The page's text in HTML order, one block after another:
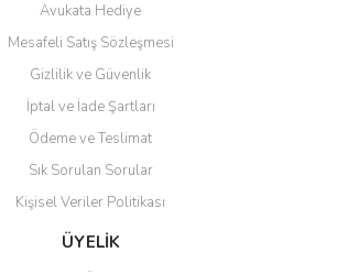
Avukata Hediye
Mesafeli Satış Sözleşmesi
Gizlilik ve Güvenlik
İptal ve İade Şartları
Ödeme ve Teslimat
Sık Sorulan Sorular
Kişisel Veriler Politikası
ÜYELİK